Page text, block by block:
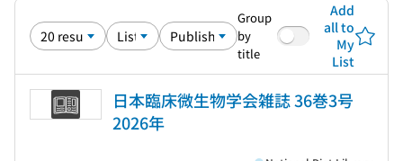
Group
by
title
Add
all to
My
List
日本臨床微生物学会雑誌 36巻3号
2026年